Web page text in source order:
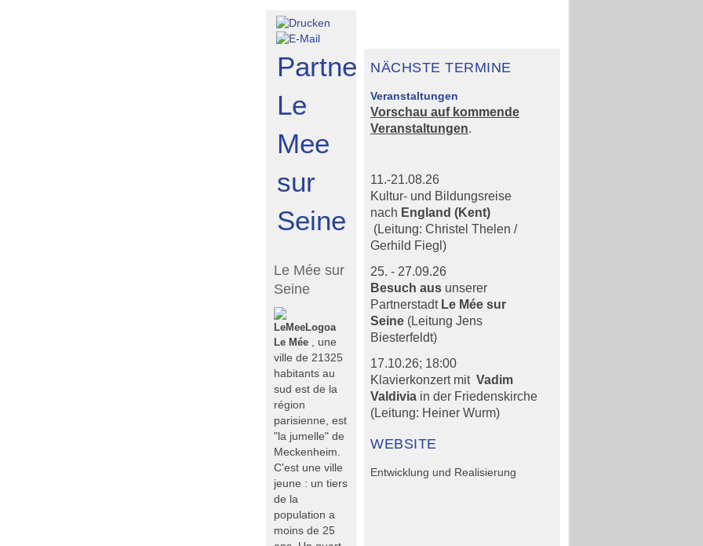
NÄCHSTE TERMINE
Veranstaltungen
Vorschau auf kommende
Veranstaltungen.
11.-21.08.26
Kultur- und Bildungsreise
nach England (Kent)
(Leitung: Christel Thelen /
Gerhild Fiegl)
25. - 27.09.26
Besuch aus unserer
Partnerstadt Le Mée sur
Seine (Leitung Jens
Biesterfeldt)
17.10.26; 18:00
Klavierkonzert mit Vadim
Valdivia in der Friedenskirche
(Leitung: Heiner Wurm)
WEBSITE
Entwicklung und Realisierung
Partnerstadt
Le
Mee
sur
Seine
Le Mée sur
Seine
Le Mée , une
ville de 21325
habitants au
sud est de la
région
parisienne, est
"la jumelle" de
Meckenheim.
C'est une ville
jeune : un tiers
de la
population a
moins de 25